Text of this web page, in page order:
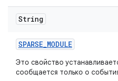
String
SPARSE_MODULE
Это свойство
сообщается только о